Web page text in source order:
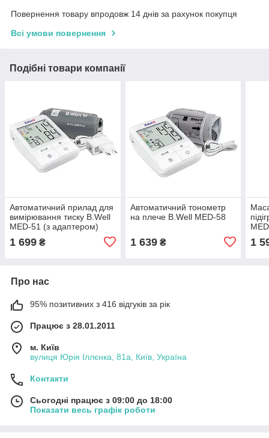
Повернення товару впродовж 14 днів за рахунок покупця
Всі умови повернення
Подібні товари компанії
Автоматичний прилад для
вимірювання тиску B.Well
MED-51 (з адаптером)
1 699 ₴
Автоматичний тонометр
на плече B.Well MED-58
1 639₴ 1
Про нас
95% позитивних з 416 відгуків за рік
Працює з 28.01.2011
м. Київ
вулиця Юрія Іллєнка, 81а, Київ, Україна
Контакти
Сьогодні працює з 09:00 до 18:00
Показати весь графік роботи